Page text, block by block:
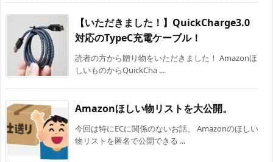
【いただきました！】QuickCharge3.0
対応のTypeC充電ケーブル！
読者の方から贈り物をいただきました！ Amazonほ
しいものからQuickCha ...
Amazonほしい物リストを大公開。
今回は特にECに関係のないお話。 Amazonのほしい
物リストを匿名で公開できる ...